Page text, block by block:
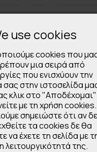
use cookies
cookies που
μια σειρά από
που ενισχύουν την
σας στην ιστοσελίδα
κλικ στο "Αποδέχομαι"
με τη χρήση cookies.
σημειώστε ότι αν
τα cookies δε θα
να έχετε τη σελίδα με
λειτουργικότητά της.